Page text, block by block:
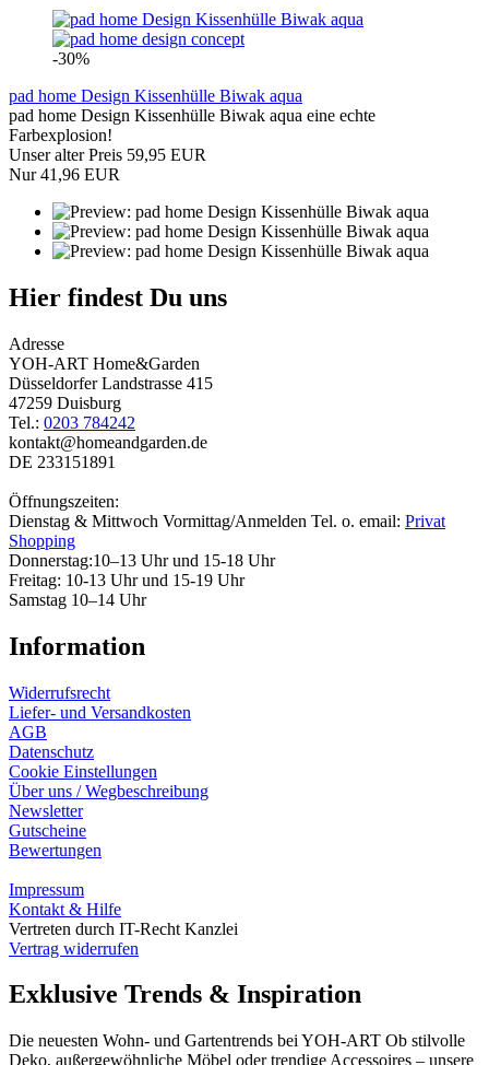
-30%
pad home Design Kissenhülle Biwak aqua
pad home Design Kissenhülle Biwak aqua eine echte
Farbexplosion!
Unser alter Preis 59,95 EUR
Nur 41,96 EUR
Hier findest Du uns
Adresse
YOH-ART Home&Garden
Düsseldorfer Landstrasse 415
47259 Duisburg
Tel.: 0203 784242
kontakt@homeandgarden.de
DE 233151891
Öffnungszeiten:
Dienstag & Mittwoch Vormittag/Anmelden Tel. o. email: Privat
Shopping
Donnerstag:10–13 Uhr und 15-18 Uhr
Freitag: 10-13 Uhr und 15-19 Uhr
Samstag 10–14 Uhr
Information
Widerrufsrecht
Liefer- und Versandkosten
AGB
Datenschutz
Cookie Einstellungen
Über uns / Wegbeschreibung
Newsletter
Gutscheine
Bewertungen
Impressum
Kontakt & Hilfe
Vertreten durch IT-Recht Kanzlei
Vertrag widerrufen
Exklusive Trends & Inspiration
Die neuesten Wohn- und Gartentrends bei YOH‑ART Ob stilvolle
Deko, außergewöhnliche Möbel oder trendige Accessoires – unsere